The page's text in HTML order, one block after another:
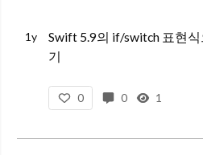
1y
Swift 5.9의 if/switch 표현
기
0 0 1